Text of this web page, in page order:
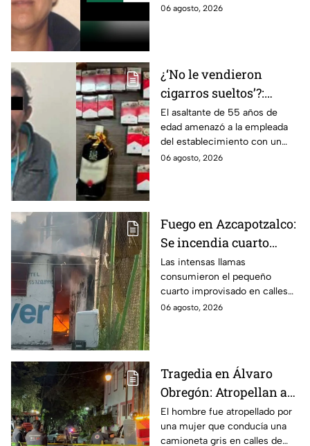
miembro más buscado por el
06 agosto, 2026
¿‘No le vendieron
cigarros sueltos’?:
Detienen a hombre tras
asaltar una tienda y
llevarse más de 30
cajetillas en Iztapalapa
El asaltante de 55 años de
edad amenazó a la empleada
del establecimiento con un
arma de fuego, llevándose
06 agosto, 2026
Fuego en Azcapotzalco:
Se incendia cuarto
improvisado en la
Industrial Vallejo;
rompen cadenas para
combatir las llamas
Las intensas llamas
consumieron el pequeño
cuarto improvisado en calles
de Azcapotzalco; bomberos
06 agosto, 2026
Tragedia en Álvaro
Obregón: Atropellan a
hombre en situación de
calle y queda prensado
El hombre fue atropellado por
una mujer que conducía una
camioneta gris en calles de